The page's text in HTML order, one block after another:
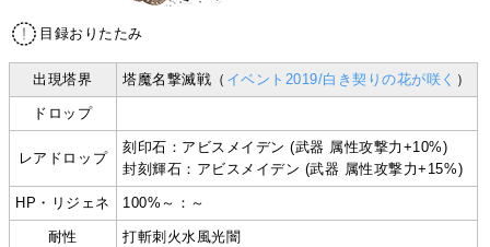
目録おりたたみ
出現塔界 塔魔名撃滅戦（ イベント2019/白き契りの花が咲く ）
ドロップ
レアドロップ
刻印石：アビスメイデン (武器 属性攻撃力+10%)
封刻輝石：アビスメイデン (武器 属性攻撃力+15%)
HP・リジェネ 100%～：～
耐性 打斬刺火水風光闇